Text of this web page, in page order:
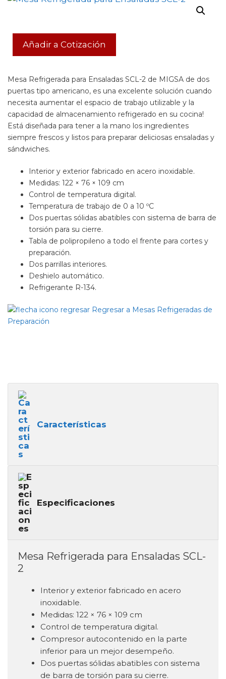
Añadir a Cotización
Mesa Refrigerada para Ensaladas SCL-2 de MIGSA de dos
puertas tipo americano, es una excelente solución cuando
necesita aumentar el espacio de trabajo utilizable y la
capacidad de almacenamiento refrigerado en su cocina!
Está diseñada para tener a la mano los ingredientes
siempre frescos y listos para preparar deliciosas ensaladas y
sándwiches.
Interior y exterior fabricado en acero inoxidable.
Medidas: 122 × 76 × 109 cm
Control de temperatura digital.
Temperatura de trabajo de 0 a 10 ºC
Dos puertas sólidas abatibles con sistema de barra de
torsión para su cierre.
Tabla de polipropileno a todo el frente para cortes y
preparación.
Dos parrillas interiores.
Deshielo automático.
Refrigerante R-134.
Regresar a Mesas Refrigeradas de
Preparación
Características
Especificaciones
Mesa Refrigerada para Ensaladas SCL-
2
Interior y exterior fabricado en acero
inoxidable.
Medidas: 122 × 76 × 109 cm
Control de temperatura digital.
Compresor autocontenido en la parte
inferior para un mejor desempeño.
Dos puertas sólidas abatibles con sistema
de barra de torsión para su cierre.